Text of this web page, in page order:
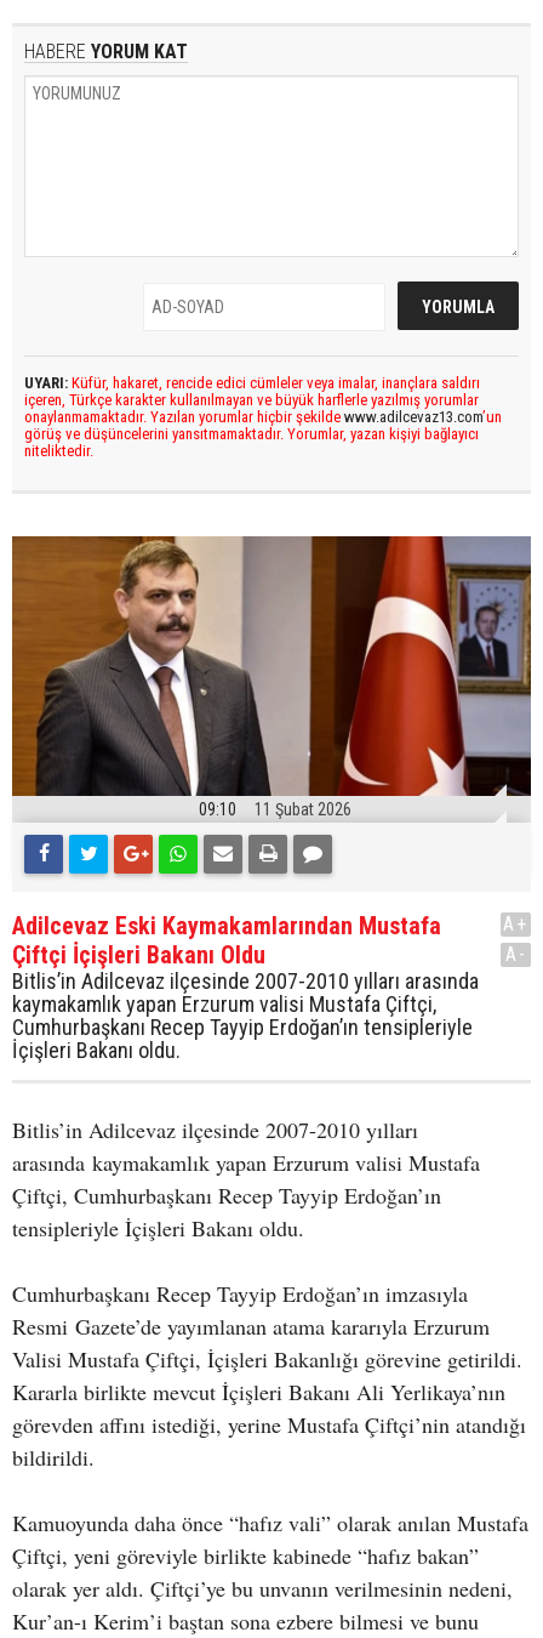
HABERE YORUM KAT
UYARI: Küfür, hakaret, rencide edici cümleler veya imalar, inançlara saldırı
içeren, Türkçe karakter kullanılmayan ve büyük harflerle yazılmış yorumlar
onaylanmamaktadır. Yazılan yorumlar hiçbir şekilde www.adilcevaz13.com’un
görüş ve düşüncelerini yansıtmamaktadır. Yorumlar, yazan kişiyi bağlayıcı
niteliktedir.
09:10 11 Şubat 2026
Adilcevaz Eski Kaymakamlarından Mustafa
Çiftçi İçişleri Bakanı Oldu
Bitlis’in Adilcevaz ilçesinde 2007-2010 yılları arasında
kaymakamlık yapan Erzurum valisi Mustafa Çiftçi,
Cumhurbaşkanı Recep Tayyip Erdoğan’ın tensipleriyle
İçişleri Bakanı oldu.
A+
A-
Bitlis’in Adilcevaz ilçesinde 2007-2010 yılları
arasında kaymakamlık yapan Erzurum valisi Mustafa
Çiftçi, Cumhurbaşkanı Recep Tayyip Erdoğan’ın
tensipleriyle İçişleri Bakanı oldu.
Cumhurbaşkanı Recep Tayyip Erdoğan’ın imzasıyla
Resmi Gazete’de yayımlanan atama kararıyla Erzurum
Valisi Mustafa Çiftçi, İçişleri Bakanlığı görevine getirildi.
Kararla birlikte mevcut İçişleri Bakanı Ali Yerlikaya’nın
görevden affını istediği, yerine Mustafa Çiftçi’nin atandığı
bildirildi.
Kamuoyunda daha önce “hafız vali” olarak anılan Mustafa
Çiftçi, yeni göreviyle birlikte kabinede “hafız bakan”
olarak yer aldı. Çiftçi’ye bu unvanın verilmesinin nedeni,
Kur’an-ı Kerim’i baştan sona ezbere bilmesi ve bunu